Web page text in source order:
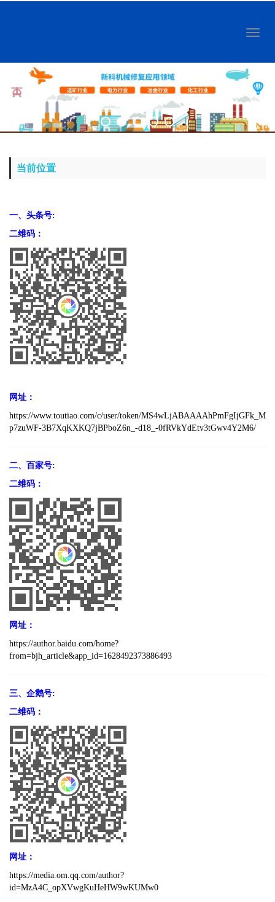
当前位置
一、头条号:
二维码：
网址：
https://www.toutiao.com/c/user/token/MS4wLjABAAAAhPmFgIjGFk_M
p7zuWF-3B7XqKXKQ7jBPboZ6n_-d18_-0fRVkYdEtv3tGwv4Y2M6/
二、百家号:
二维码：
网址：
https://author.baidu.com/home?
from=bjh_article&app_id=1628492373886493
三、企鹅号:
二维码：
网址：
https://media.om.qq.com/author?
id=MzA4C_opXVwgKuHeHW9wKUMw0